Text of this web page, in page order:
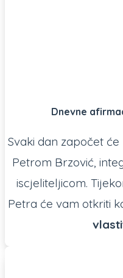
Dnevne
Svaki dan započet
Petrom Brzović,
iscjeliteljicom.
Petra će vam otkriti